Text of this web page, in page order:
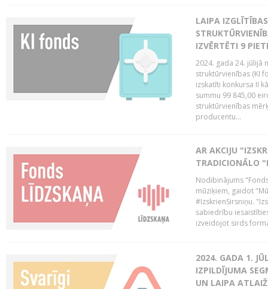
LAIPA
IZVĒRTĒTI 9
2024. gada 24. jūlijā
struktūrvienības (KI
izskatīti konkursa II
summu 99 845,00
struktūrvienības
producentu...
AR AKCIJU
TRADICIONĀLO
Nodibinājums
mūziķiem, gaidot
#IzskrienSirsniņu.
sabiedrību
izveidojot sirds
2024. GADA 1.
IZPILDĪJUMA
UN LAIPA